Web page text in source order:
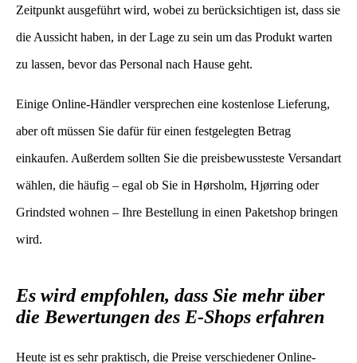
Zeitpunkt ausgeführt wird, wobei zu berücksichtigen ist, dass sie
die Aussicht haben, in der Lage zu sein um das Produkt warten
zu lassen, bevor das Personal nach Hause geht.
Einige Online-Händler versprechen eine kostenlose Lieferung,
aber oft müssen Sie dafür für einen festgelegten Betrag
einkaufen. Außerdem sollten Sie die preisbewussteste Versandart
wählen, die häufig – egal ob Sie in Hørsholm, Hjørring oder
Grindsted wohnen – Ihre Bestellung in einen Paketshop bringen
wird.
Es wird empfohlen, dass Sie mehr über
die Bewertungen des E-Shops erfahren
Heute ist es sehr praktisch, die Preise verschiedener Online-